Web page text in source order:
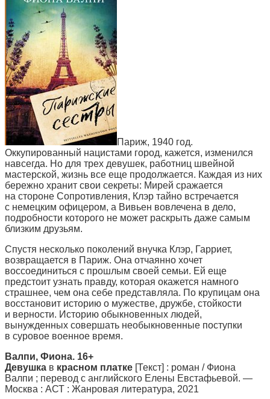
Париж, 1940 год.
Оккупированный нацистами город, кажется, изменился
навсегда. Но для трех девушек, работниц швейной
мастерской, жизнь все еще продолжается. Каждая из них
бережно хранит свои секреты: Мирей сражается
на стороне Сопротивления, Клэр тайно встречается
с немецким офицером, а Вивьен вовлечена в дело,
подробности которого не может раскрыть даже самым
близким друзьям.
Спустя несколько поколений внучка Клэр, Гарриет,
возвращается в Париж. Она отчаянно хочет
воссоединиться с прошлым своей семьи. Ей еще
предстоит узнать правду, которая окажется намного
страшнее, чем она себе представляла. По крупицам она
восстановит историю о мужестве, дружбе, стойкости
и верности. Историю обыкновенных людей,
вынужденных совершать необыкновенные поступки
в суровое военное время.
Валпи, Фиона. 16+
Девушка в красном платке [Текст] : роман / Фиона
Валпи ; перевод с английского Елены Евстафьевой. —
Москва : АСТ : Жанровая литература, 2021